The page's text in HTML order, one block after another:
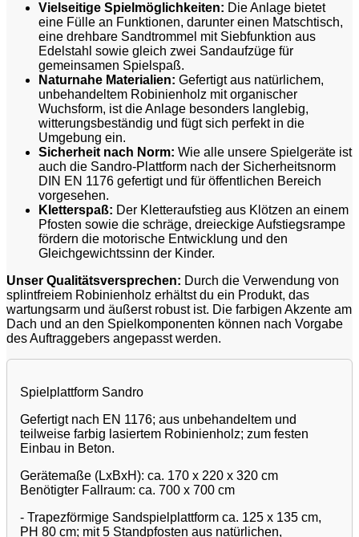
Vielseitige Spielmöglichkeiten: Die Anlage bietet
eine Fülle an Funktionen, darunter einen Matschtisch,
eine drehbare Sandtrommel mit Siebfunktion aus
Edelstahl sowie gleich zwei Sandaufzüge für
gemeinsamen Spielspaß.
Naturnahe Materialien: Gefertigt aus natürlichem,
unbehandeltem Robinienholz mit organischer
Wuchsform, ist die Anlage besonders langlebig,
witterungsbeständig und fügt sich perfekt in die
Umgebung ein.
Sicherheit nach Norm: Wie alle unsere Spielgeräte ist
auch die Sandro-Plattform nach der Sicherheitsnorm
DIN EN 1176 gefertigt und für öffentlichen Bereich
vorgesehen.
Kletterspaß: Der Kletteraufstieg aus Klötzen an einem
Pfosten sowie die schräge, dreieckige Aufstiegsrampe
fördern die motorische Entwicklung und den
Gleichgewichtssinn der Kinder.
Unser Qualitätsversprechen: Durch die Verwendung von
splintfreiem Robinienholz erhältst du ein Produkt, das
wartungsarm und äußerst robust ist. Die farbigen Akzente am
Dach und an den Spielkomponenten können nach Vorgabe
des Auftraggebers angepasst werden.
Spielplattform Sandro
Gefertigt nach EN 1176; aus unbehandeltem und
teilweise farbig lasiertem Robinienholz; zum festen
Einbau in Beton.
Gerätemaße (LxBxH): ca. 170 x 220 x 320 cm
Benötigter Fallraum: ca. 700 x 700 cm
- Trapezförmige Sandspielplattform ca. 125 x 135 cm,
PH 80 cm; mit 5 Standpfosten aus natürlichen,